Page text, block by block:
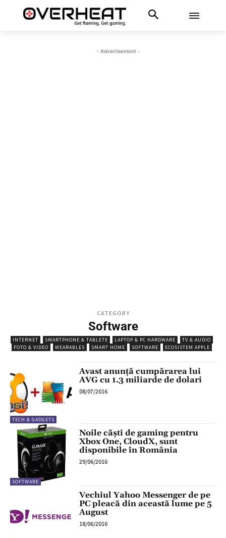
- Advertisement -
CATEGORY
Software
INTERNET SMARTPHONE & TABLETE LAPTOP & PC HARDWARE
TV & AUDIO
FOTO & VIDEO
WEARABLES SMART HOME SOFTWARE ECOSISTEM APPLE
TECH & GADGETS
Avast anunță cumpărarea lui
AVG cu 1.3 miliarde de dolari
08/07/2016
SOFTWARE
Noile căști de gaming pentru
Xbox One, CloudX, sunt
disponibile în România
29/06/2016
Vechiul Yahoo Messenger de pe
PC pleacă din această lume pe 5
August
18/06/2016